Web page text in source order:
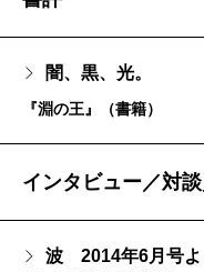
闇、黒、光。
『淵の王』（書籍）
インタビュー／対
波 2014年6月号